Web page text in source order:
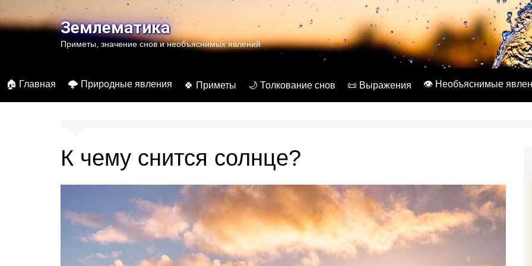
к
содержимомуЗемлематика
Приметы, значение снов и необъяснимых явлений
🏠 Главная 🌩️ Природные явления 🍀 Приметы 🌙 Толкование снов 📜 Выражения 👁️ Необъяснимые
К чему снится солнце?